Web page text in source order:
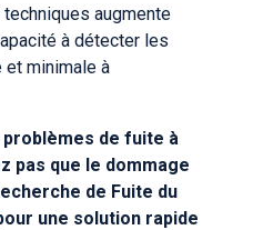
augmente
à détecter les
minimale à
de fuite à
pas que le dommage
de Fuite du
une solution rapide